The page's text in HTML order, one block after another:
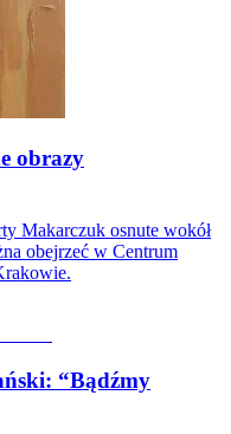
obrazy
Makarczuk osnute wokół
obejrzeć w Centrum
“Bądźmy